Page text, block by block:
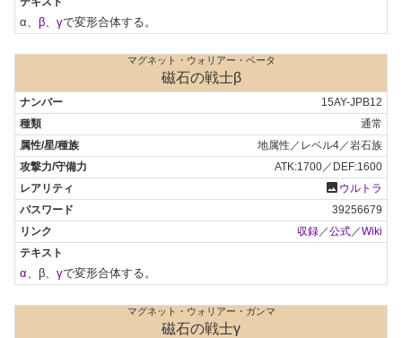
α、 β γで変形合体する。
マグネット・ウォリアー・ベータ
磁石の戦士β
15AY-JPB12
通常
地属性／レベル4／岩石族
ATK:1700／DEF:1600
photo ウルトラ
39256679
収録／公式／Wiki
α、β、 γで変形合体する。
マグネット・ウォリアー・ガンマ
磁石の戦士γ